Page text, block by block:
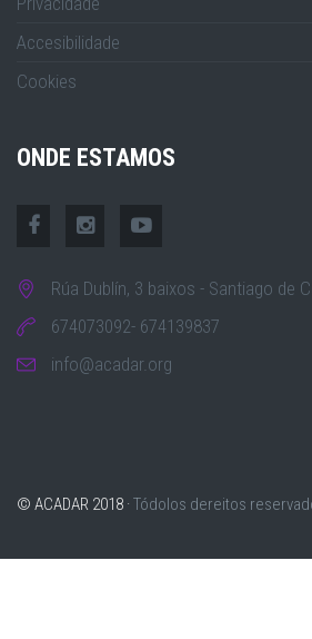
Accesibilidade
Cookies
ONDE ESTAMOS
Rúa Dublín, 3 baixos - Santiago de
674073092- 674139837
info@acadar.org
© ACADAR 2018 · Tódolos dereitos